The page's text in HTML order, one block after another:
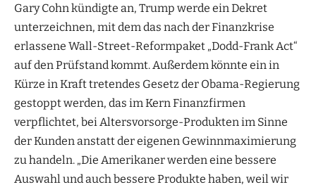
Gary Cohn kündigte an, Trump werde ein Dekret
unterzeichnen, mit dem das nach der Finanzkrise
erlassene Wall-Street-Reformpaket „Dodd-Frank Act“
auf den Prüfstand kommt. Außerdem könnte ein in
Kürze in Kraft tretendes Gesetz der Obama-Regierung
gestoppt werden, das im Kern Finanzfirmen
verpflichtet, bei Altersvorsorge-Produkten im Sinne
der Kunden anstatt der eigenen Gewinnmaximierung
zu handeln. „Die Amerikaner werden eine bessere
Auswahl und auch bessere Produkte haben, weil wir